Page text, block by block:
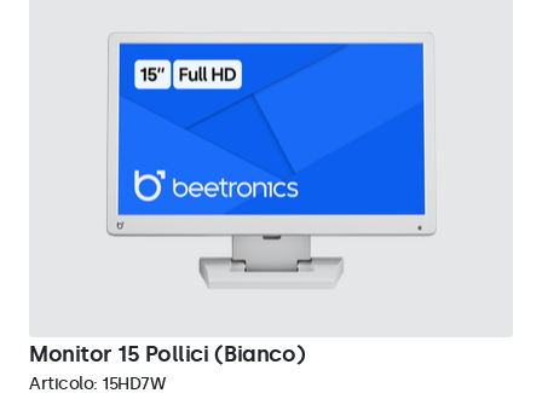
Monitor 15 Pollici (Bianco)
Articolo: 15HD7W